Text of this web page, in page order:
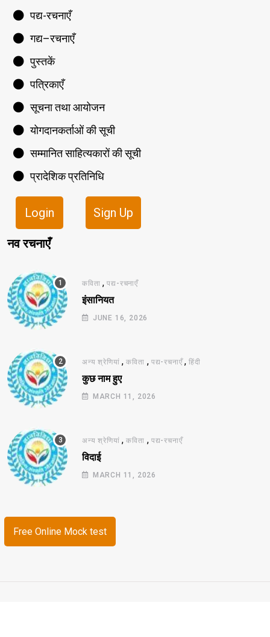
पद्य-रचनाएँ
गद्य–रचनाएँ
पुस्तकें
पत्रिकाएँ
सूचना तथा आयोजन
योगदानकर्ताओं की सूची
सम्मानित साहित्यकारों की सूची
प्रादेशिक प्रतिनिधि
Login Sign Up
नव रचनाएँ
कविता ,पद्य-रचनाएँ
इंसानियत
JUNE 16, 2026
अन्य श्रेणियां ,कविता , पद्य-रचनाएँ,हिंदी
कुछ नाम हुए
MARCH 11, 2026
अन्य श्रेणियां ,कविता , पद्य-रचनाएँ
विदाई
MARCH 11, 2026
Free Online Mock test